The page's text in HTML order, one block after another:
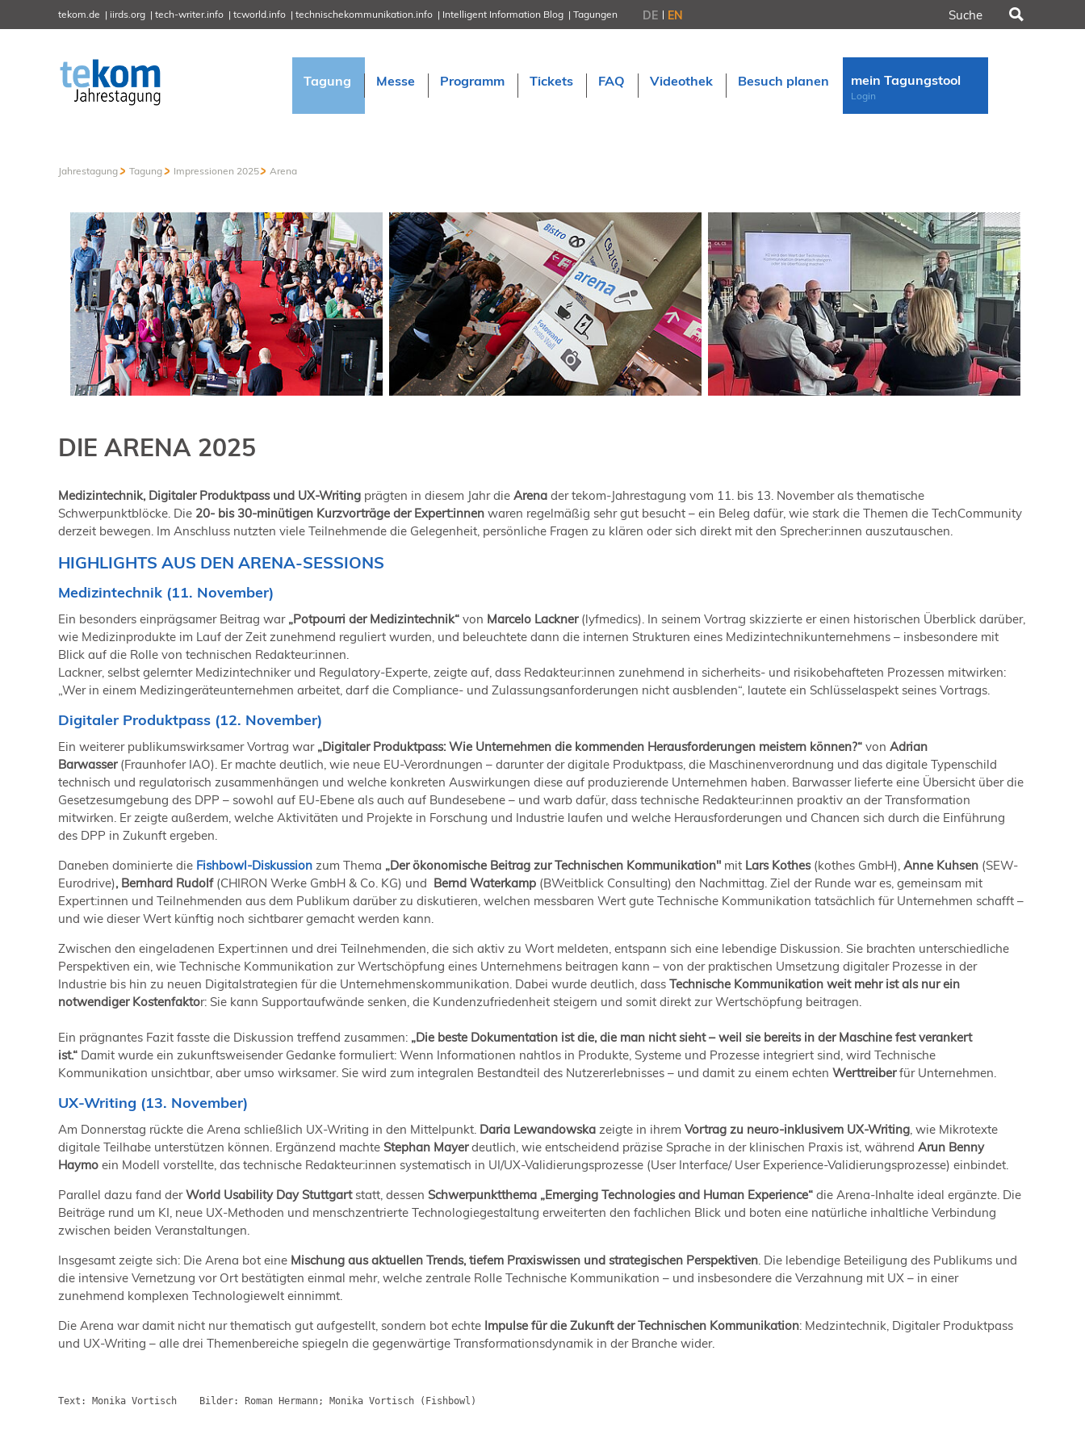
tekom.de iirds.org tech-writer.info tcworld.info technischekommunikation.info Intelligent Information Blog
Tagungen
Information Energy
21.-23. April 2027 Online
19. Juni 2026 in Wiesbaden
NORDIC TechKomm Kopenhagen
23.-24. September 2026
tekom-Jahrestagung 2026
10.-12. November, 2026 in Stuttgart
DE EN
Tagung Messe Programm Tickets FAQ Videothek Besuch planen mein Tagungstool
Login
Jahrestagung Tagung Impressionen 2025 Arena
DIE ARENA 2025
Medizintechnik, Digitaler Produktpass und UX-Writing prägten in diesem Jahr die Arena der tekom-Jahrestagung vom 11. bis 13. November als thematische
Schwerpunktblöcke. Die 20- bis 30-minütigen Kurzvorträge der Expert:innen waren regelmäßig sehr gut besucht – ein Beleg dafür, wie stark die Themen die TechCommunity
derzeit bewegen. Im Anschluss nutzten viele Teilnehmende die Gelegenheit, persönliche Fragen zu klären oder sich direkt mit den Sprecher:innen auszutauschen.
HIGHLIGHTS AUS DEN ARENA-SESSIONS
Medizintechnik (11. November)
Ein besonders einprägsamer Beitrag war „Potpourri der Medizintechnik“ von Marcelo Lackner(lyfmedics). In seinem Vortrag skizzierte er einen historischen Überblick darüber,
wie Medizinprodukte im Lauf der Zeit zunehmend reguliert wurden, und beleuchtete dann die internen Strukturen eines Medizintechnikunternehmens – insbesondere mit
Blick auf die Rolle von technischen Redakteur:innen.
Lackner, selbst gelernter Medizintechniker und Regulatory-Experte, zeigte auf, dass Redakteur:innen zunehmend in sicherheits- und risikobehafteten Prozessen mitwirken:
„Wer in einem Medizingeräteunternehmen arbeitet, darf die Compliance- und Zulassungsanforderungen nicht ausblenden“, lautete ein Schlüsselaspekt seines Vortrags.
Digitaler Produktpass (12. November)
Ein weiterer publikumswirksamer Vortrag war „Digitaler Produktpass: Wie Unternehmen die kommenden Herausforderungen meistern können?“ von Adrian
Barwasser(Fraunhofer IAO). Er machte deutlich, wie neue EU-Verordnungen – darunter der digitale Produktpass, die Maschinenverordnung und das digitale Typenschild
technisch und regulatorisch zusammenhängen und welche konkreten Auswirkungen diese auf produzierende Unternehmen haben. Barwasser lieferte eine Übersicht über die
Gesetzesumgebung des DPP – sowohl auf EU-Ebene als auch auf Bundesebene – und warb dafür, dass technische Redakteur:innen proaktiv an der Transformation
mitwirken. Er zeigte außerdem, welche Aktivitäten und Projekte in Forschung und Industrie laufen und welche Herausforderungen und Chancen sich durch die Einführung
des DPP in Zukunft ergeben.
Daneben dominierte die Fishbowl-Diskussion zum Thema „Der ökonomische Beitrag zur Technischen Kommunikation" mit Lars Kothes (kothes GmbH), Anne Kuhsen (SEW-
Eurodrive), Bernhard Rudolf (CHIRON Werke GmbH & Co. KG) und Bernd Waterkamp (BWeitblick Consulting) den Nachmittag. Ziel der Runde war es, gemeinsam mit
Expert:innen und Teilnehmenden aus dem Publikum darüber zu diskutieren, welchen messbaren Wert gute Technische Kommunikation tatsächlich für Unternehmen schafft –
und wie dieser Wert künftig noch sichtbarer gemacht werden kann.
Zwischen den eingeladenen Expert:innen und drei Teilnehmenden, die sich aktiv zu Wort meldeten, entspann sich eine lebendige Diskussion. Sie brachten unterschiedliche
Perspektiven ein, wie Technische Kommunikation zur Wertschöpfung eines Unternehmens beitragen kann – von der praktischen Umsetzung digitaler Prozesse in der
Industrie bis hin zu neuen Digitalstrategien für die Unternehmenskommunikation. Dabei wurde deutlich, dass Technische Kommunikation weit mehr ist als nur ein
notwendiger Kostenfaktor: Sie kann Supportaufwände senken, die Kundenzufriedenheit steigern und somit direkt zur Wertschöpfung beitragen.
Ein prägnantes Fazit fasste die Diskussion treffend zusammen: „Die beste Dokumentation ist die, die man nicht sieht – weil sie bereits in der Maschine fest verankert
ist.“ Damit wurde ein zukunftsweisender Gedanke formuliert: Wenn Informationen nahtlos in Produkte, Systeme und Prozesse integriert sind, wird Technische
Kommunikation unsichtbar, aber umso wirksamer. Sie wird zum integralen Bestandteil des Nutzererlebnisses – und damit zu einem echten Werttreiberfür Unternehmen.
UX-Writing (13. November)
Am Donnerstag rückte die Arena schließlich UX-Writing in den Mittelpunkt. Daria Lewandowska zeigte in ihrem Vortrag zu neuro-inklusivem UX-Writing , wie Mikrotexte
digitale Teilhabe unterstützen können. Ergänzend machte Stephan Mayerdeutlich, wie entscheidend präzise Sprache in der klinischen Praxis ist, während Arun Benny
Haymo ein Modell vorstellte, das technische Redakteur:innen systematisch in UI/UX-Validierungsprozesse (User Interface/ User Experience-Validierungsprozesse) einbindet.
Parallel dazu fand derWorld Usability Day Stuttgartstatt, dessen Schwerpunktthema „Emerging Technologies and Human Experience“ die Arena-Inhalte ideal ergänzte. Die
Beiträge rund um KI, neue UX-Methoden und menschzentrierte Technologiegestaltung erweiterten den fachlichen Blick und boten eine natürliche inhaltliche Verbindung
zwischen beiden Veranstaltungen.
Insgesamt zeigte sich: Die Arena bot eine Mischung aus aktuellen Trends, tiefem Praxiswissen und strategischen Perspektiven . Die lebendige Beteiligung des Publikums und
die intensive Vernetzung vor Ort bestätigten einmal mehr, welche zentrale Rolle Technische Kommunikation – und insbesondere die Verzahnung mit UX – in einer
zunehmend komplexen Technologiewelt einnimmt.
Die Arena war damit nicht nur thematisch gut aufgestellt, sondern bot echte Impulse für die Zukunft der Technischen Kommunikation: Medzintechnik, Digitaler Produktpass
und UX-Writing – alle drei Themenbereiche spiegeln die gegenwärtige Transformationsdynamik in der Branche wider.
Text: Monika Vortisch    Bilder: Roman Hermann; Monika Vortisch (Fishbowl)